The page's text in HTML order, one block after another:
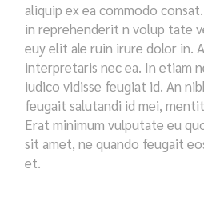
aliquip ex ea commodo
in reprehenderit n volup tate
euy elit ale ruin irure dolor in.
interpretaris nec ea. In etiam
iudico vidisse feugiat id. An
feugait salutandi id mei,
Erat minimum vulputate eu
sit amet, ne quando feugait
et.